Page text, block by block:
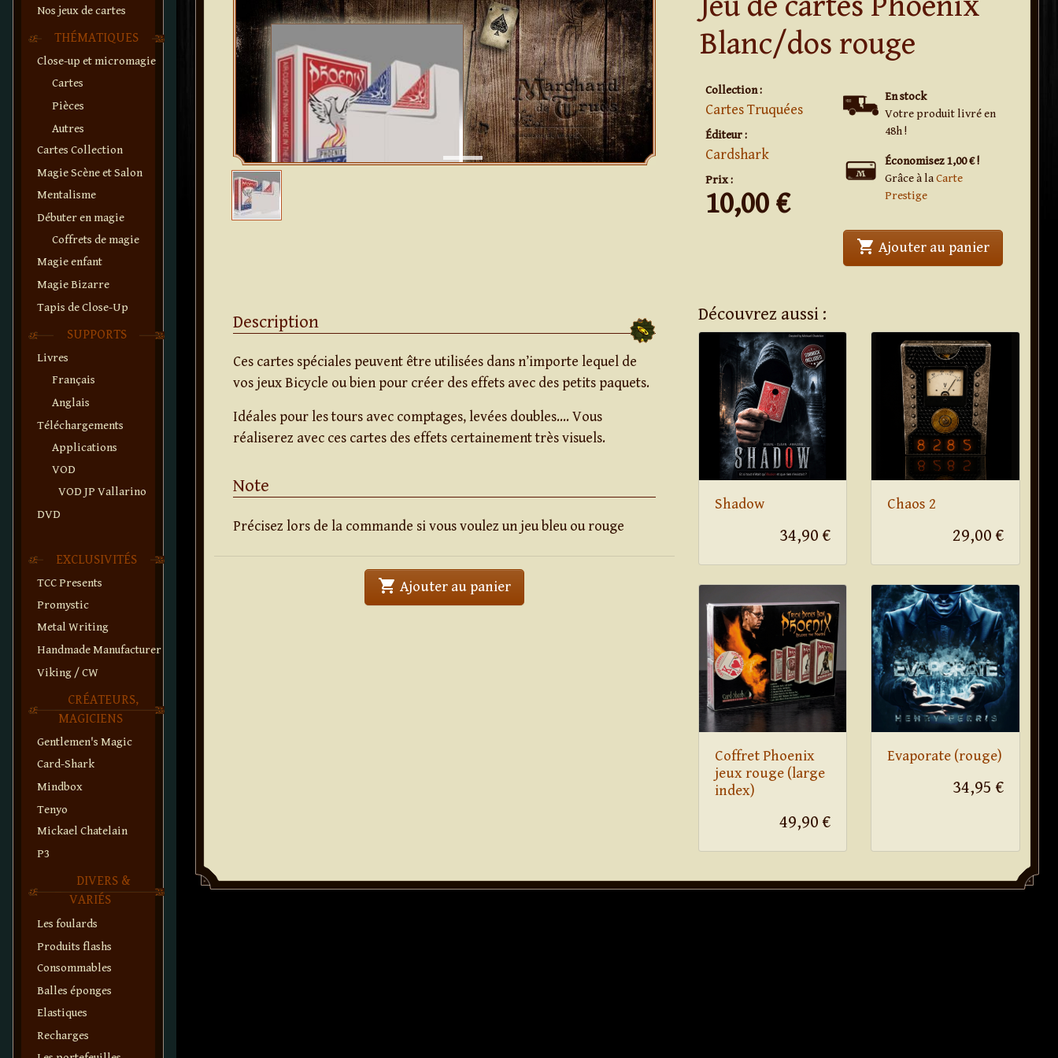
Nos jeux de cartes
THÉMATIQUES
Close-up et micromagie
Cartes
Pièces
Autres
Cartes Collection
Magie Scène et Salon
Mentalisme
Débuter en magie
Coffrets de magie
Magie enfant
Magie Bizarre
Tapis de Close-Up
SUPPORTS
Livres
Français
Anglais
Téléchargements
Applications
VOD
VOD JP Vallarino
DVD
EXCLUSIVITÉS
TCC Presents
Promystic
Metal Writing
Handmade Manufacturer
Viking / CW
CRÉATEURS,
MAGICIENS
Gentlemen's Magic
Card-Shark
Mindbox
Tenyo
Mickael Chatelain
P3
DIVERS &
VARIÉS
Les foulards
Produits flashs
Consommables
Balles éponges
Elastiques
Recharges
Blanc/dos rouge
Collection :
Cartes Truquées
Éditeur :
Cardshark
Prix :
10,00 €
En stock
Votre produit livré en
48h !
Économisez 1,00 € !
Grâce à laCarte
Prestige
shopping_cart Ajouter au panier' . Jeu de
Description
Ces cartes spéciales peuvent être utilisées dans n’importe lequel de
vos jeux Bicycle ou bien pour créer des effets avec des petits paquets.
Idéales pour les tours avec comptages, levées doubles…. Vous
réaliserez avec ces cartes des effets certainement très visuels.
Note
Précisez lors de la commande si vous voulez un jeu bleu ou rouge
shopping_cart Ajouter au panier' . Jeu de cartes Phoenix Blanc/dos rouge . '
Découvrez aussi :
Shadow
34,90 €
Chaos 2
29,00 €
Coffret Phoenix
jeux rouge (large
index)
49,90 €
Evaporate (rouge)
34,95 €